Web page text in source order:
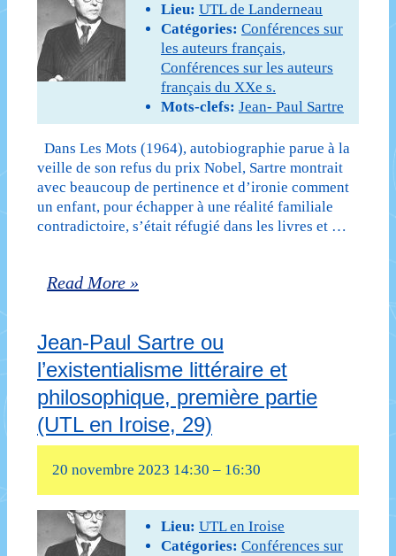
Paul
Sartre
–
séance
–
Mémoires
jeune
rangée
(1958)
de
Simone
de
Beauvoir
Lieu: UTL de Landerneau
Catégories: Conférences sur
les auteurs français,
Conférences sur les auteurs
français du XXe s.
Mots-clefs: Jean- Paul Sartre
Dans Les Mots (1964), autobiographie parue à la
veille de son refus du prix Nobel, Sartre montrait
avec beaucoup de pertinence et d’ironie comment
un enfant, pour échapper à une réalité familiale
contradictoire, s’était réfugié dans les livres et …
Jean-
Sartre
ou
l’existentialisme
littéraire
et
première
Read More »
Jean-Paul Sartre ou
l’existentialisme littéraire et
philosophique, première partie
(UTL en Iroise, 29)
20 novembre 2023 14:30 – 16:30
Lieu: UTL en Iroise
Catégories: Conférences sur